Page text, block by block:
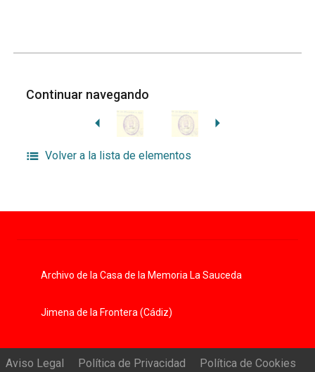
Continuar navegando
Volver a la lista de elementos
Archivo de la Casa de la Memoria La Sauceda
Jimena de la Frontera (Cádiz)
Aviso Legal Política de Privacidad Política de Cookies